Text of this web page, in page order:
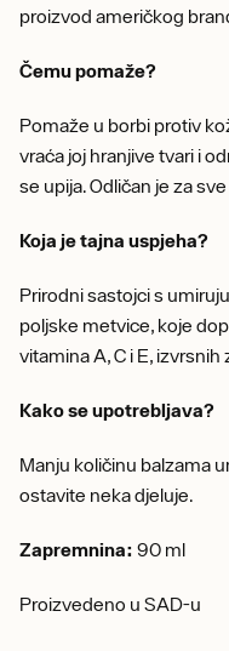
proizvod američkog
Čemu pomaže?
Pomaže u borbi protiv
vraća joj hranjive tvari i
se upija. Odličan je za
Koja je tajna uspjeha?
Prirodni sastojci s
poljske metvice, koje
vitamina A, C i E,
Kako se upotrebljava?
Manju količinu balzama
ostavite neka djeluje.
Zapremnina: 90 ml
Proizvedeno u SAD-u